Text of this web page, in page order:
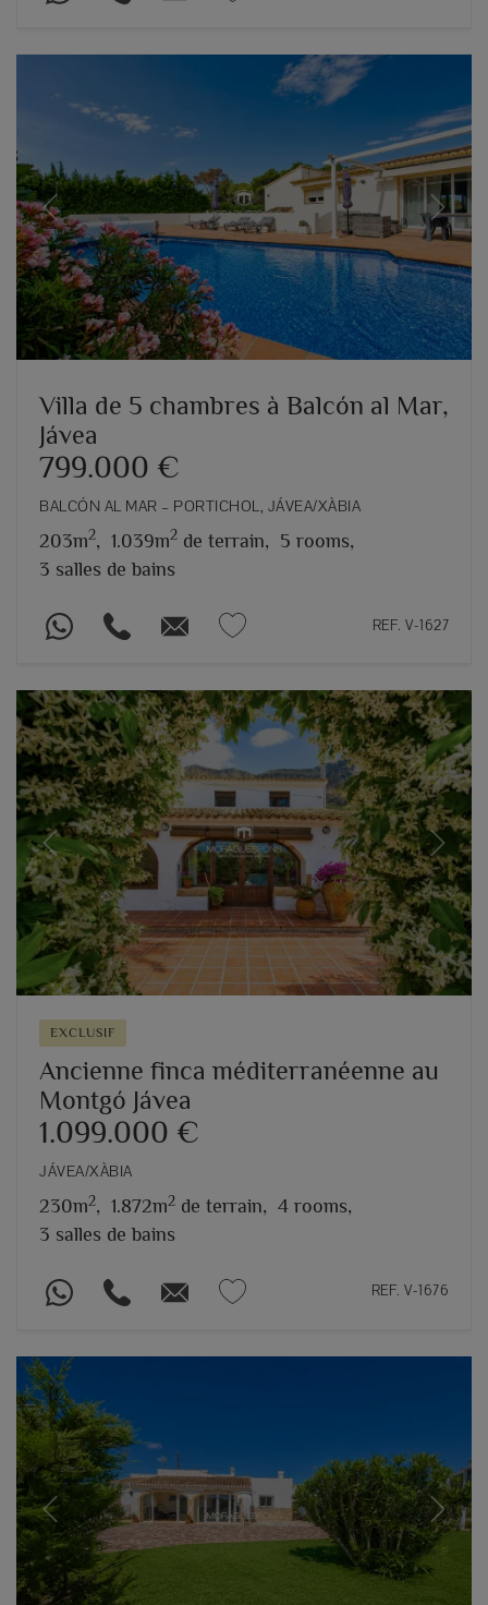
Previous Next
Villa de 5 chambres à Balcón al Mar,
Jávea
799.000 €
BALCÓN AL MAR – PORTICHOL, JÁVEA/XÀBIA
203m2, 1.039m2 de terrain, 5 rooms,
3 salles de bains
REF. V-1627
Previous Next
EXCLUSIF
Ancienne finca méditerranéenne au
Montgó Jávea
1.099.000 €
JÁVEA/XÀBIA
230m2, 1.872m2 de terrain, 4 rooms,
3 salles de bains
REF. V-1676
Previous Next